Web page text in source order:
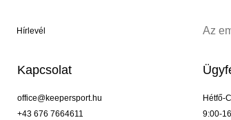
Hírlevél
Kapcsolat
office@keepersport.hu
+43 676 7664611
Hétfő-
9:00-